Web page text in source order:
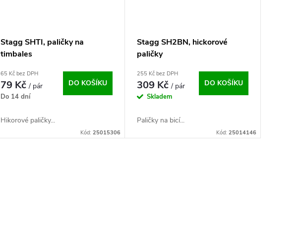
Stagg SHTI, paličky na
timbales
65 Kč bez DPH
79 Kč/ pár
Do 14 dní
DO KOŠÍKU
Hikorové paličky...
Kód: 25015306
Stagg SH2BN, hickorové
paličky
255 Kč bez DPH
309 Kč/ pár
Skladem
DO KOŠÍKU
Paličky na bicí...
Kód: 25014146